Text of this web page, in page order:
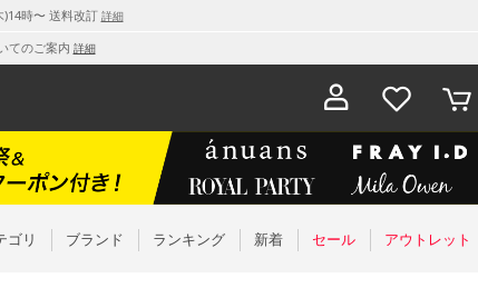
時〜 送料改訂 詳細
てのご案内 詳細
お気に入
り
カート
ゴリ ブランド ランキング 新着 セール アウトレット